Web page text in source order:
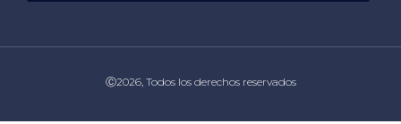
Ⓒ2026, Todos los derechos reservados